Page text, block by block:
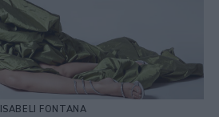
ISABELI FONTANA